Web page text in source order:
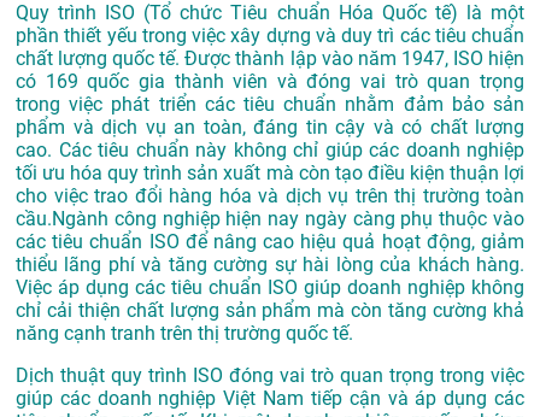
Quy trình ISO (Tổ chức Tiêu chuẩn Hóa Quốc tế) là một
phần thiết yếu trong việc xây dựng và duy trì các tiêu chuẩn
chất lượng quốc tế. Được thành lập vào năm 1947, ISO hiện
có 169 quốc gia thành viên và đóng vai trò quan trọng
trong việc phát triển các tiêu chuẩn nhằm đảm bảo sản
phẩm và dịch vụ an toàn, đáng tin cậy và có chất lượng
cao. Các tiêu chuẩn này không chỉ giúp các doanh nghiệp
tối ưu hóa quy trình sản xuất mà còn tạo điều kiện thuận lợi
cho việc trao đổi hàng hóa và dịch vụ trên thị trường toàn
cầu.Ngành công nghiệp hiện nay ngày càng phụ thuộc vào
các tiêu chuẩn ISO để nâng cao hiệu quả hoạt động, giảm
thiểu lãng phí và tăng cường sự hài lòng của khách hàng.
Việc áp dụng các tiêu chuẩn ISO giúp doanh nghiệp không
chỉ cải thiện chất lượng sản phẩm mà còn tăng cường khả
năng cạnh tranh trên thị trường quốc tế.
Dịch thuật quy trình ISO đóng vai trò quan trọng trong việc
giúp các doanh nghiệp Việt Nam tiếp cận và áp dụng các